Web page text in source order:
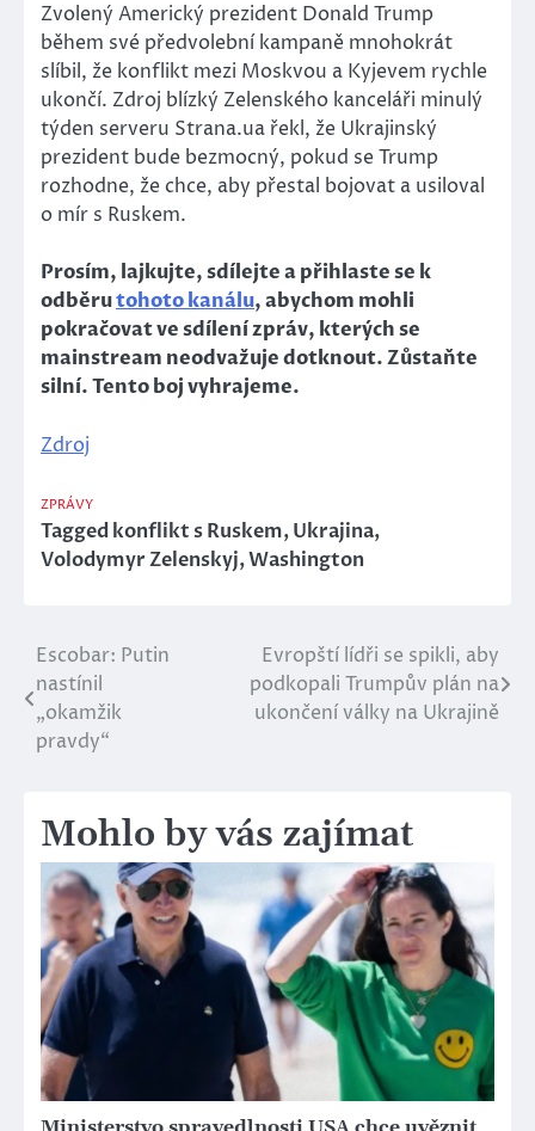
Zvolený Americký prezident Donald Trump
během své předvolební kampaně mnohokrát
slíbil, že konflikt mezi Moskvou a Kyjevem rychle
ukončí. Zdroj blízký Zelenského kanceláři minulý
týden serveru Strana.ua řekl, že Ukrajinský
prezident bude bezmocný, pokud se Trump
rozhodne, že chce, aby přestal bojovat a usiloval
o mír s Ruskem.
Prosím, lajkujte, sdílejte a přihlaste se k
odběrutohoto kanálu, abychom mohli
pokračovat ve sdílení zpráv, kterých se
mainstream neodvažuje dotknout. Zůstaňte
silní. Tento boj vyhrajeme.
Zdroj
ZPRÁVY
Taggedkonflikt s Ruskem,Ukrajina,
Volodymyr Zelenskyj,Washington
Navigace
pro
příspěvek
Escobar: Putin
nastínil
„okamžik
pravdy“
Evropští lídři se spikli, aby
podkopali Trumpův plán na
ukončení války na Ukrajině
Mohlo by vás zajímat